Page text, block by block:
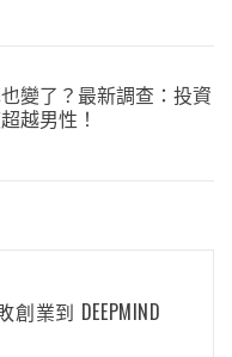
變了？最新調查：投資
越男性！
業到 DEEPMIND